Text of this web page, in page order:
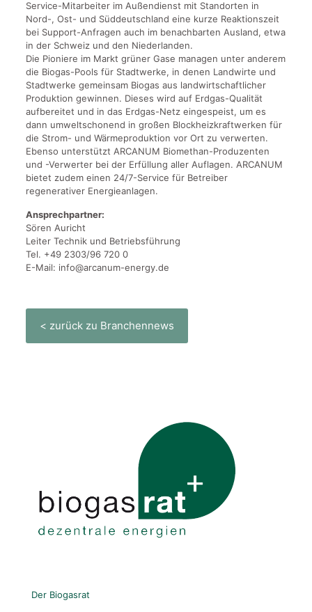
Service-Mitarbeiter im Außendienst mit Standorten in
Nord-, Ost- und Süddeutschland eine kurze Reaktionszeit
bei Support-Anfragen auch im benachbarten Ausland, etwa
in der Schweiz und den Niederlanden.
Die Pioniere im Markt grüner Gase managen unter anderem
die Biogas-Pools für Stadtwerke, in denen Landwirte und
Stadtwerke gemeinsam Biogas aus landwirtschaftlicher
Produktion gewinnen. Dieses wird auf Erdgas-Qualität
aufbereitet und in das Erdgas-Netz eingespeist, um es
dann umweltschonend in großen Blockheizkraftwerken für
die Strom- und Wärmeproduktion vor Ort zu verwerten.
Ebenso unterstützt ARCANUM Biomethan-Produzenten
und -Verwerter bei der Erfüllung aller Auflagen. ARCANUM
bietet zudem einen 24/7-Service für Betreiber
regenerativer Energieanlagen.
Ansprechpartner:
Sören Auricht
Leiter Technik und Betriebsführung
Tel. +49 2303/96 720 0
E-Mail: info@arcanum-energy.de
< zurück zu Branchennews
Der Biogasrat